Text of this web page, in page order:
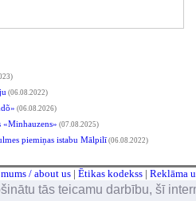
tās teicamu darbību, šī
(06.08.2022)
(06.08.2026)
«Minhauzens» (07.08.2025)
piemiņas istabu Mālpilī(06.08.2022)
/ about us| Ētikas kodekss| Reklāma
All rights reserved © 2002 - 2026 BalticTravelnews.com